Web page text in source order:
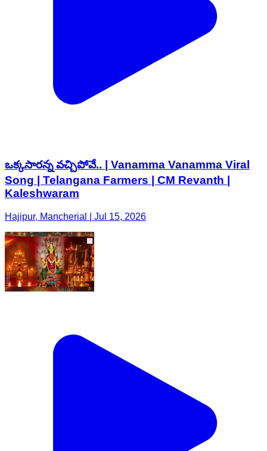
ఒక్కసారన్న వచ్చిపోవే.. | Vanamma Vanamma Viral
Song | Telangana Farmers | CM Revanth |
Kaleshwaram
Hajipur, Mancherial | Jul 15, 2026